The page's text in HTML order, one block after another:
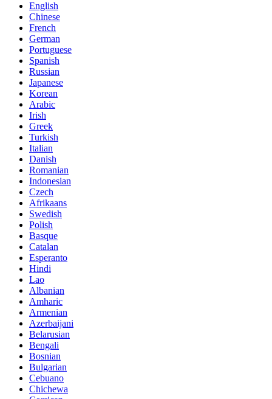
English
Chinese
French
German
Portuguese
Spanish
Russian
Japanese
Korean
Arabic
Irish
Greek
Turkish
Italian
Danish
Romanian
Indonesian
Czech
Afrikaans
Swedish
Polish
Basque
Catalan
Esperanto
Hindi
Lao
Albanian
Amharic
Armenian
Azerbaijani
Belarusian
Bengali
Bosnian
Bulgarian
Cebuano
Chichewa